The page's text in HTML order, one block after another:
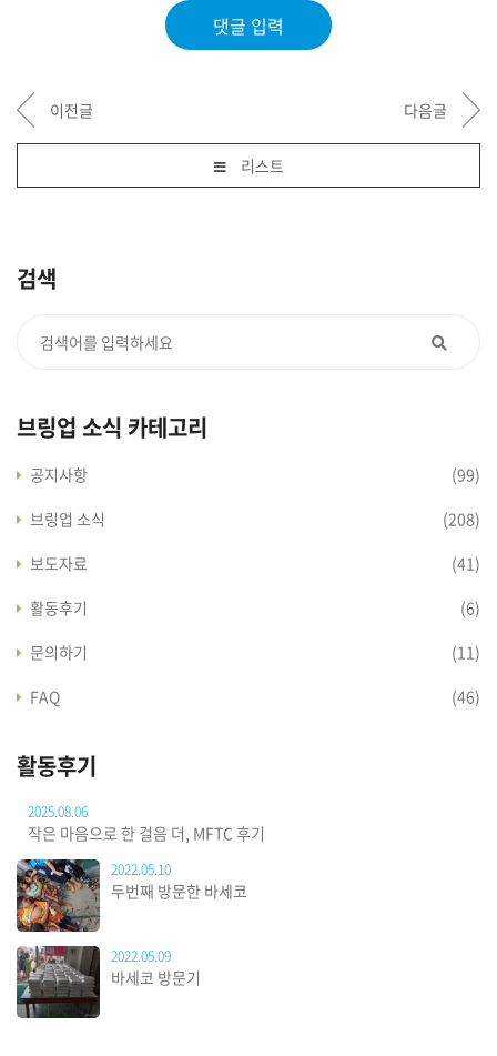
댓글 입력
이전글 다음글
리스트
검색
브링업 소식 카테고리
공지사항
(99)
브링업 소식
(208)
보도자료
(41)
활동후기
(6)
문의하기
(11)
FAQ
(46)
활동후기
2025.08.06
작은 마음으로 한 걸음 더, MFTC 후기
2022.05.10
두번째 방문한 바세코
2022.05.09
바세코 방문기